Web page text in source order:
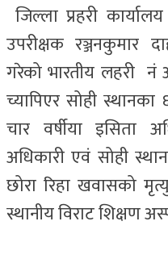
जिल्ला प्रहरी
उपरीक्षक रञ्जनकुमार
गरेको भारतीय लहरी नं
च्यापिएर सोही स्थानका
चार वर्षीया इसिता
अधिकारी एवं सोही
छोरा रिहा खवासको
स्थानीय विराट शिक्षण